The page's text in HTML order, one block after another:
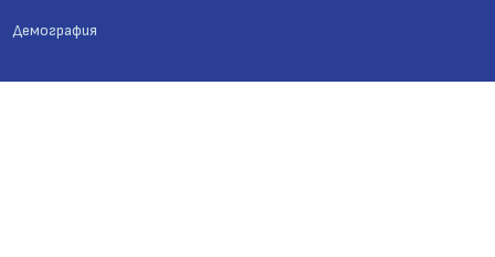
Демография